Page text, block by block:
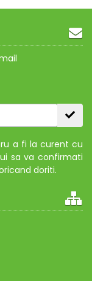
a fi la curent cu
sa va confirmati
doriti.